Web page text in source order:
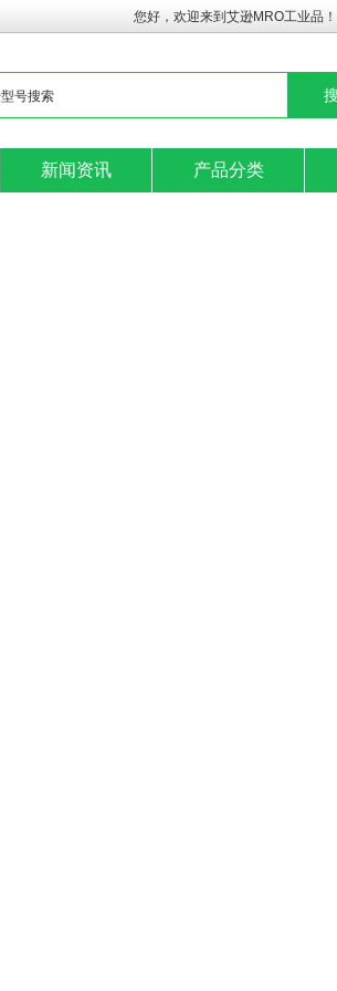
您好，欢迎来到艾逊MRO工业品！
新闻资讯 产品分类